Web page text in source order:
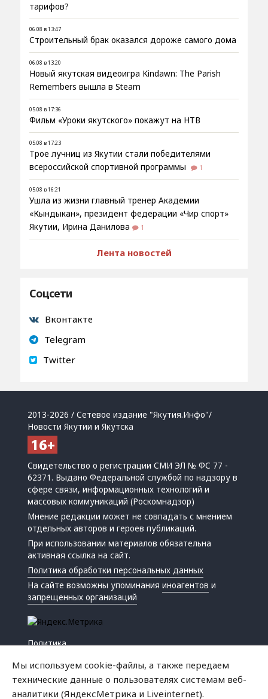
тарифов?
06.08 в 13:47
Строительный брак оказался дороже самого дома
06.08 в 13:20
Новый якутская видеоигра Kindawn: The Parish
Remembers вышла в Steam
05.08 в 17:36
Фильм «Уроки якутского» покажут на НТВ
05.08 в 17:23
Трое лучниц из Якутии стали победителями
всероссийской спортивной программы
1
05.08 в 16:21
Ушла из жизни главный тренер Академии
«Кындыкан», президент федерации «Чир спорт»
Якутии, Ирина Данилова
1
Лента новостей
Соцсети
Вконтакте
Telegram
Twitter
2013-2026 / Сетевое издание "Якутия.Инфо"/
Новости Якутии и Якутска
Свидетельство о регистрации СМИ ЭЛ № ФС 77 -
62371. Выдано Федеральной службой по надзору в
сфере связи, информационных технологий и
массовых коммуникаций (Роскомнадзор)
Мнение редакции может не совпадать с мнением
отдельных авторов и героев публикаций.
При использовании материалов обязательна
активная ссылка на сайт.
Политика обработки персональных данных
На сайте возможны упоминанияиноагентов и
запрещенных организаций
Политика
Мы используем cookie-файлы, а также передаем
технические данные о пользователях системам веб-
аналитики (ЯндексМетрика и Liveinternet).